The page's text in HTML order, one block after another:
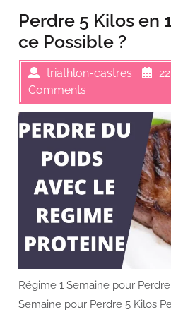
Perdre 5 Kilos en
ce Possible ?
triathlon-castres
Comments
Régime 1 Semaine pour
Semaine pour Perdre 5 Kilos